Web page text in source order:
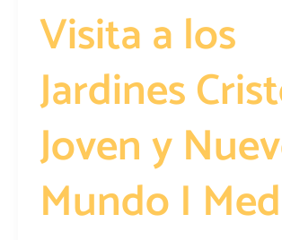
Visita a los
Jardines
Joven y
Mundo I